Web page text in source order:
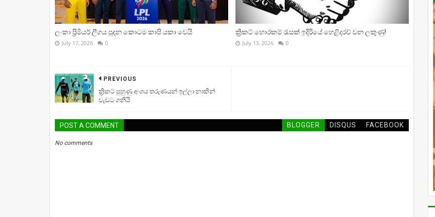
ලංකා ප්‍රිමියර් ලීගය පුදන කොටම කාපි යකා වෙයි
July 17, 2026 0
ක්‍රිකට් හොරකම් රැසක් ඉදිරියේ හෙළිදරව් වන ලකුණු!
July 13, 2026 0
PREVIOUS
ක්‍රිකට් පුහුණු අංශය තරුණයන් ඉල්ලා නාකින්
වැඩට ගනියි
POST A COMMENT BLOGGER DISQUS FACEBOOK
No comments